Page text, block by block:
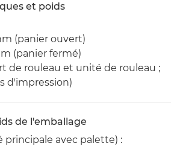
et poids
(panier ouvert)
(panier fermé)
de rouleau et unité de rouleau ;
d'impression)
de l'emballage
avec palette) :